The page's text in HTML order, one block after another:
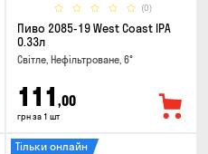
(0)
Пиво 2085-19 West Coast IPA
0.33л
Світле, Нефільтроване, 6°
111 ,00
грн за 1 шт
Тільки онлайн